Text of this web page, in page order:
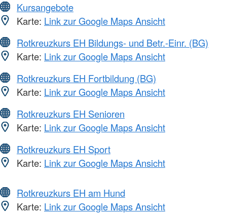
Kursangebote
Karte: Link zur Google Maps Ansicht
Rotkreuzkurs EH Bildungs- und Betr.-Einr. (BG)
Karte: Link zur Google Maps Ansicht
Rotkreuzkurs EH Fortbildung (BG)
Karte: Link zur Google Maps Ansicht
Rotkreuzkurs EH Senioren
Karte: Link zur Google Maps Ansicht
Rotkreuzkurs EH Sport
Karte: Link zur Google Maps Ansicht
Rotkreuzkurs EH am Hund
Karte: Link zur Google Maps Ansicht